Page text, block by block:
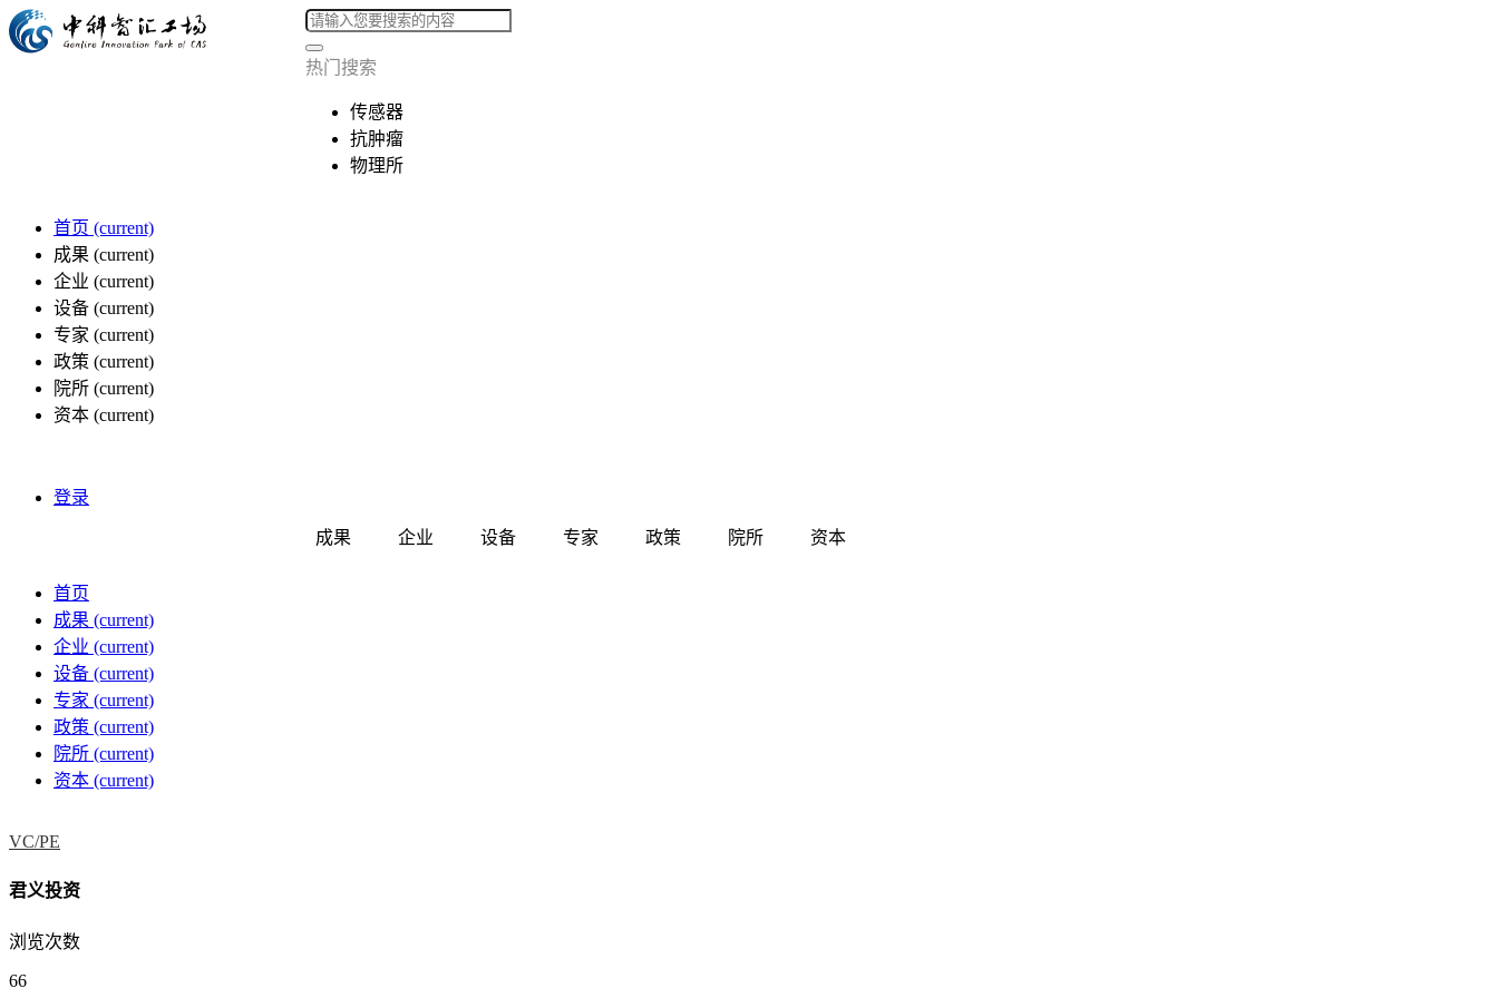
热门搜索
传感器
抗肿瘤
物理所
首页 (current)
成果 (current)
企业 (current)
设备 (current)
专家 (current)
政策 (current)
院所 (current)
资本 (current)
登录
成果 企业 设备 专家 政策 院所 资本
首页
成果 (current)
企业 (current)
设备 (current)
专家 (current)
政策 (current)
院所 (current)
资本 (current)
VC/PE
君义投资
浏览次数
66